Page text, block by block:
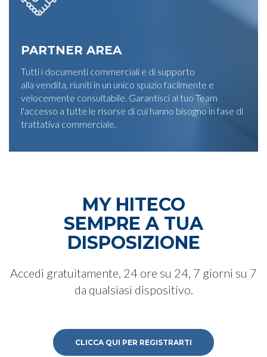
PARTNER AREA
Tutti i documenti commerciali e di supporto
alla vendita, riuniti in un unico spazio facilmente e
velocemente consultabile. Garantisci al tuo Team
l'accesso a tutte le risorse di cui hanno bisogno in fase di
trattativa commerciale.
MY HITECO
SEMPRE A TUA
DISPOSIZIONE
Accedi gratuitamente, 24 ore su 24, 7 giorni su 7
da qualsiasi dispositivo.
CLICCA QUI PER REGISTRARTI